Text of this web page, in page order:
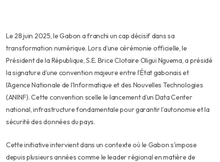
Le 28 juin 2025, le Gabon a franchi un cap décisif dans sa
transformation numérique. Lors d’une cérémonie officielle, le
Président de la République, S.E. Brice Clotaire Oligui Nguema, a présidé
la signature d’une convention majeure entre l’État gabonais et
l’Agence Nationale de l’Informatique et des Nouvelles Technologies
(ANINF). Cette convention scelle le lancement d’un Data Center
national, infrastructure fondamentale pour garantir l’autonomie et la
sécurité des données du pays.
Cette initiative intervient dans un contexte où le Gabon s’impose
depuis plusieurs années comme le leader régional en matière de